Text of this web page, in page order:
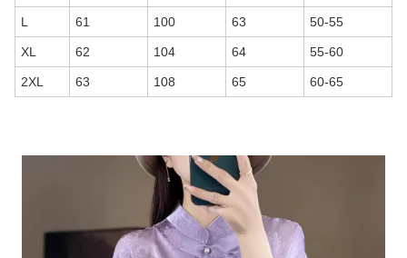
L 61 100 63 50-55
XL 62 104 64 55-60
2XL 63 108 65 60-65